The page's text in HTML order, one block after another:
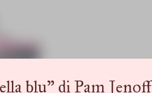
blu" di Pam Jenoff